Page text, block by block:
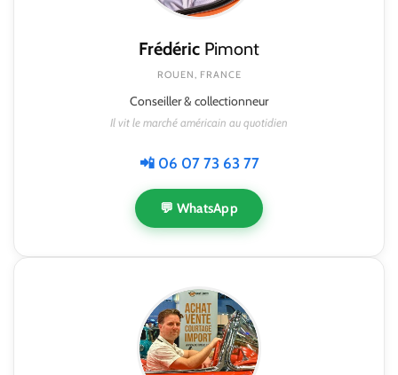
Frédéric Pimont
ROUEN, FRANCE
Conseiller & collectionneur
Il vit le marché américain au quotidien
📲 06 07 73 63 77
💬 WhatsApp